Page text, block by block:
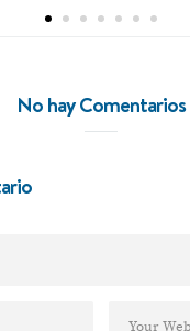
No hay Comentarios